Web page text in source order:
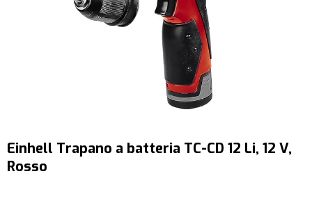
Einhell Trapano a batteria TC-CD 12 Li, 12 V,
Rosso